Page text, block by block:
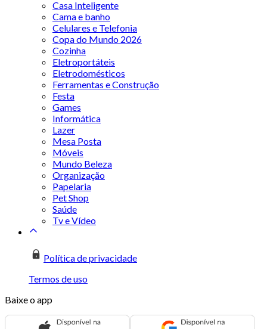
Casa Inteligente
Cama e banho
Celulares e Telefonia
Copa do Mundo 2026
Cozinha
Eletroportáteis
Eletrodomésticos
Ferramentas e Construção
Festa
Games
Informática
Lazer
Mesa Posta
Móveis
Mundo Beleza
Organização
Papelaria
Pet Shop
Saúde
Tv e Vídeo
Política de privacidade
Termos de uso
Baixe o app